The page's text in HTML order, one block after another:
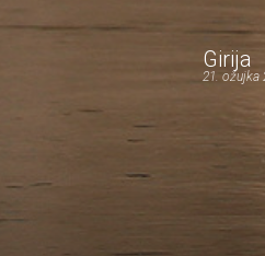
Girija
21. ožujka